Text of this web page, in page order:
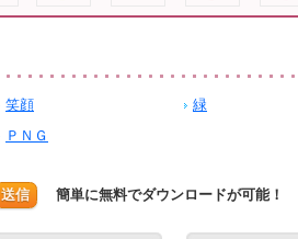
笑顔 緑
ＰＮＧ
送信 簡単に無料でダウンロードが可能！